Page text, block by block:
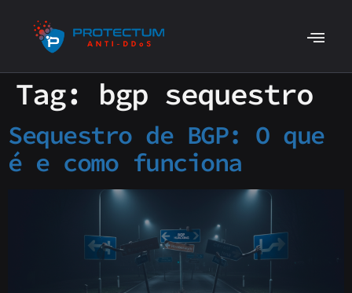
Tag: bgp sequestro
Sequestro de BGP: O que
é e como funciona